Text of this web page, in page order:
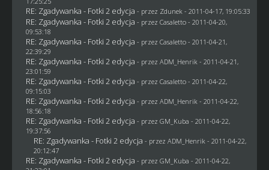
RE: Zgadywanka - Fotki 2 edycja - przez Zdunek - 2011-04-17, 19:05:33
RE: Zgadywanka - Fotki 2 edycja - przez Casaletto- 2011-04-20,
09:53:18
RE: Zgadywanka - Fotki 2 edycja - przez Casaletto- 2011-04-21,
22:39:29
RE: Zgadywanka - Fotki 2 edycja - przez ADM_Henrik - 2011-04-21,
23:01:59
RE: Zgadywanka - Fotki 2 edycja - przez Casaletto- 2011-04-22,
09:15:03
RE: Zgadywanka - Fotki 2 edycja - przez ADM_Henrik - 2011-04-22,
18:56:18
RE: Zgadywanka - Fotki 2 edycja - przez GM_Kuba - 2011-04-22,
19:37:56
RE: Zgadywanka - Fotki 2 edycja - przez ADM_Henrik - 2011-04-22,
20:12:47
RE: Zgadywanka - Fotki 2 edycja - przez GM_Kuba - 2011-04-22,